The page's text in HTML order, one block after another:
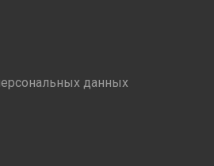
данных